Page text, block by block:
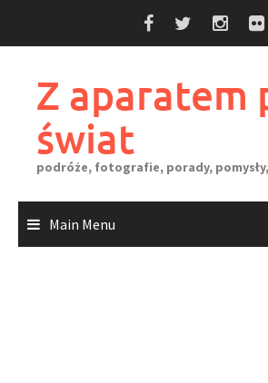
Z aparatem
świat
podróże, fotografie, porady,
Main Menu